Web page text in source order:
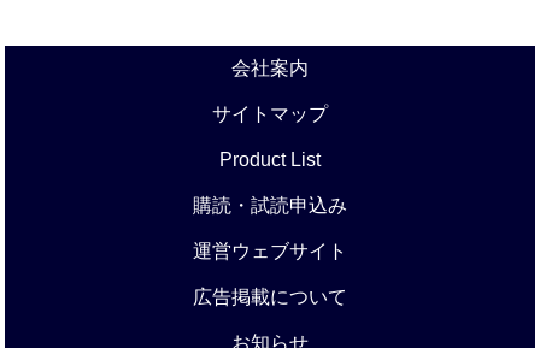
会社案内
サイトマップ
Product List
購読・試読申込み
運営ウェブサイト
広告掲載について
お知らせ